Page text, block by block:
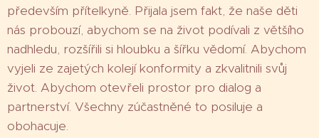
především přítelkyně. Přijala jsem fakt, že naše děti
nás probouzí, abychom se na život podívali z většího
nadhledu, rozšířili si hloubku a šířku vědomí. Abychom
vyjeli ze zajetých kolejí konformity a zkvalitnili svůj
život. Abychom otevřeli prostor pro dialog a
partnerství. Všechny zúčastněné to posiluje a
obohacuje.